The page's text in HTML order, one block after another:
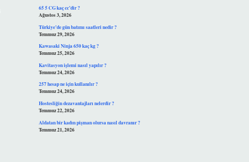
65 5 CG kaç cc’dir ?
Ağustos 3, 2026
Türkiye’de gün batımı saatleri nedir ?
Temmuz 29, 2026
Kawasaki Ninja 650 kaç kg ?
Temmuz 25, 2026
Kavitasyon işlemi nasıl yapılır ?
Temmuz 24, 2026
257 hesap ne için kullanılır ?
Temmuz 24, 2026
Hostesliğin dezavantajları nelerdir ?
Temmuz 22, 2026
Aldatan bir kadın pişman olursa nasıl davranır ?
Temmuz 21, 2026